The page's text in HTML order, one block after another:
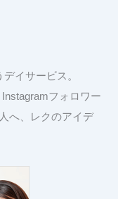
イサービス。
フォロワー
へ、レクのアイデ